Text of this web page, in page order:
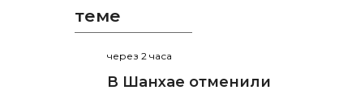
теме
через 2 часа
В Шанхае отменили